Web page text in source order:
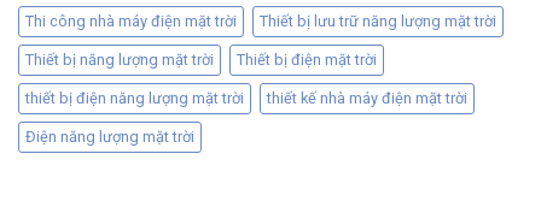
Thi công nhà máy điện mặt trời Thiết bị lưu trữ năng lượng mặt trời
Thiết bị năng lượng mặt trời Thiết bị điện mặt trời
thiết bị điện năng lượng mặt trời thiết kế nhà máy điện mặt trời
Điện năng lượng mặt trời